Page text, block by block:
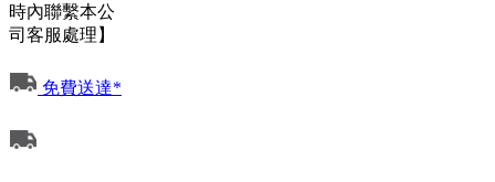
時內聯繫本公
司客服處理】
免費送達*